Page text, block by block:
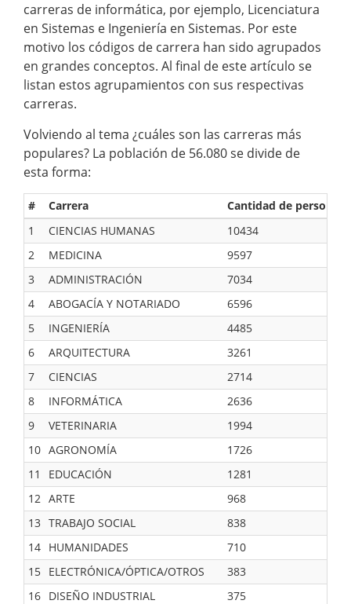
carreras de informática, por ejemplo, Licenciatura
en Sistemas e Ingeniería en Sistemas. Por este
motivo los códigos de carrera han sido agrupados
en grandes conceptos. Al final de este artículo se
listan estos agrupamientos con sus respectivas
carreras.
Volviendo al tema ¿cuáles son las carreras más
populares? La población de 56.080 se divide de
esta forma:
# Carrera
Cantidad de personas
1
CIENCIAS HUMANAS
10434
2
MEDICINA
9597
3
ADMINISTRACIÓN
7034
4
ABOGACÍA Y NOTARIADO
6596
5
INGENIERÍA
4485
6
ARQUITECTURA
3261
7
CIENCIAS
2714
8
INFORMÁTICA
2636
9
VETERINARIA
1994
10 AGRONOMÍA
1726
11
EDUCACIÓN
1281
12 ARTE
968
13 TRABAJO SOCIAL
838
14 HUMANIDADES
710
15 ELECTRÓNICA/ÓPTICA/OTROS
383
16 DISEÑO INDUSTRIAL
375